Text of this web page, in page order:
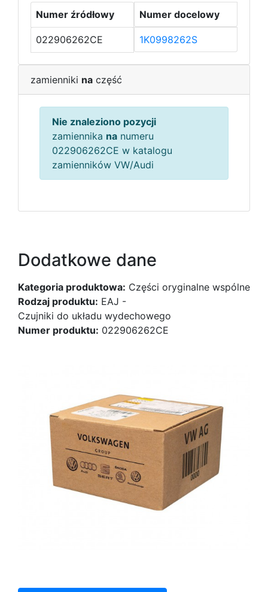
Numer źródłowy Numer docelowy
022906262CE 1K0998262S
zamienniki na część
Nie znaleziono pozycji
zamiennika na numeru
022906262CE w katalogu
zamienników VW/Audi
Dodatkowe dane
Kategoria produktowa: Części oryginalne wspólne
Rodzaj produktu: EAJ -
Czujniki do układu wydechowego
Numer produktu: 022906262CE